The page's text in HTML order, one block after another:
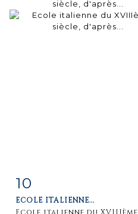
Item detail
10
ECOLE ITALIENNE...
Ecole italienne du XVIIIème